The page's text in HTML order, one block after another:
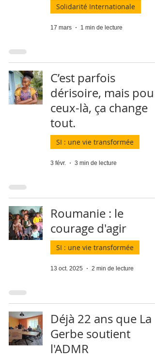
Solidarité Internationale
17 mars 1 min de lecture
C’est parfois
dérisoire, mais pour
ceux-là, ça change
tout.
SI : une vie transformée
3 févr. 3 min de lecture
Roumanie : le
courage d'agir
SI : une vie transformée
13 oct. 2025 2 min de lecture
Déjà 22 ans que La
Gerbe soutient
l'ADMR